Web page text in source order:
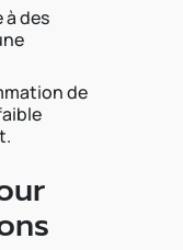
à des
de